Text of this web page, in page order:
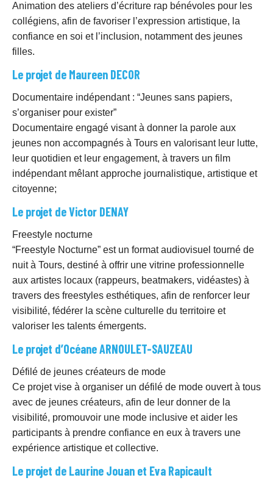
Animation des ateliers d’écriture rap bénévoles pour les
collégiens, afin de favoriser l’expression artistique, la
confiance en soi et l’inclusion, notamment des jeunes
filles.
Le projet de Maureen DECOR
Documentaire indépendant : “Jeunes sans papiers,
s’organiser pour exister”
Documentaire engagé visant à donner la parole aux
jeunes non accompagnés à Tours en valorisant leur lutte,
leur quotidien et leur engagement, à travers un film
indépendant mêlant approche journalistique, artistique et
citoyenne;
Le projet de Victor DENAY
Freestyle nocturne
“Freestyle Nocturne” est un format audiovisuel tourné de
nuit à Tours, destiné à offrir une vitrine professionnelle
aux artistes locaux (rappeurs, beatmakers, vidéastes) à
travers des freestyles esthétiques, afin de renforcer leur
visibilité, fédérer la scène culturelle du territoire et
valoriser les talents émergents.
Le projet d’Océane ARNOULET-SAUZEAU
Défilé de jeunes créateurs de mode
Ce projet vise à organiser un défilé de mode ouvert à tous
avec de jeunes créateurs, afin de leur donner de la
visibilité, promouvoir une mode inclusive et aider les
participants à prendre confiance en eux à travers une
expérience artistique et collective.
Le projet de Laurine Jouan et Eva Rapicault